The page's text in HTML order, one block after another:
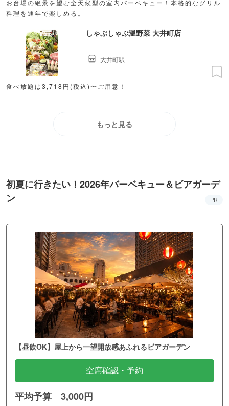
お台場の絶景を望む全天候型の室内バーベキュー！本格的なグリル
料理を通年で楽しめる。
しゃぶしゃぶ温野菜 大井町店
食べ放題は3,718円(税込)〜ご用意！
大井町駅
もっと見る
初夏に行きたい！2026年バーベキュー＆ビアガーデ
ン
PR
【昼飲OK】屋上から一望開放感あふれるビアガーデン
空席確認・予約
平均予算 3,000円